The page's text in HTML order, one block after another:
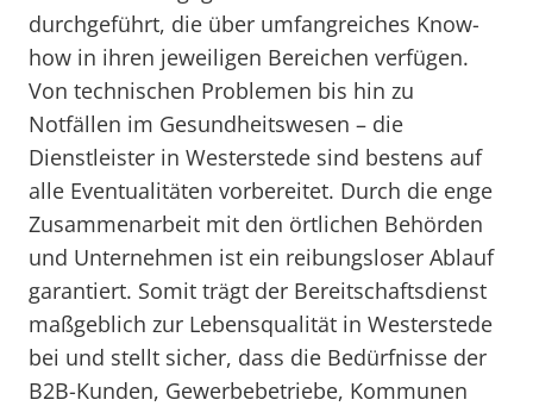
durchgeführt, die über umfangreiches Know-
how in ihren jeweiligen Bereichen verfügen.
Von technischen Problemen bis hin zu
Notfällen im Gesundheitswesen – die
Dienstleister in Westerstede sind bestens auf
alle Eventualitäten vorbereitet. Durch die enge
Zusammenarbeit mit den örtlichen Behörden
und Unternehmen ist ein reibungsloser Ablauf
garantiert. Somit trägt der Bereitschaftsdienst
maßgeblich zur Lebensqualität in Westerstede
bei und stellt sicher, dass die Bedürfnisse der
B2B-Kunden, Gewerbebetriebe, Kommunen